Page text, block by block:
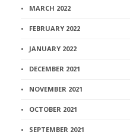
MARCH 2022
FEBRUARY 2022
JANUARY 2022
DECEMBER 2021
NOVEMBER 2021
OCTOBER 2021
SEPTEMBER 2021